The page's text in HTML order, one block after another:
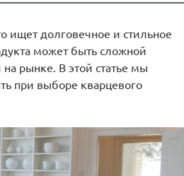
ищет долговечное и стильное
может быть сложной
рынке. В этой статье мы
при выборе кварцевого